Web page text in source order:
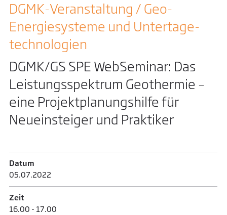
DGMK-Veranstaltung / Geo-
Energiesysteme und Untertage­
technologien
DGMK/GS SPE WebSeminar: Das
Leistungsspektrum Geothermie –
eine Projektplanungshilfe für
Neueinsteiger und Praktiker
Datum
05.07.­2022
Zeit
16.00 - 17.00